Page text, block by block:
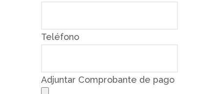
Teléfono
Adjuntar Comprobante de pago